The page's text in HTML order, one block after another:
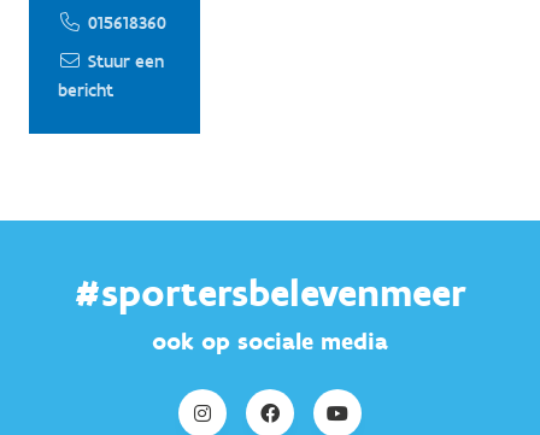
015618360
Stuur een
bericht
#sportersbelevenmeer
ook op sociale media